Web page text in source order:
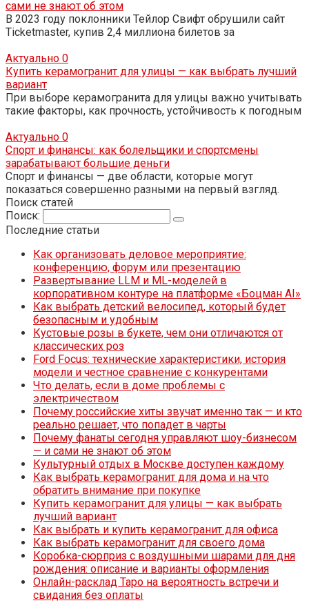
сами не знают об этом
В 2023 году поклонники Тейлор Свифт обрушили сайт
Ticketmaster, купив 2,4 миллиона билетов за
Актуально 0
Купить керамогранит для улицы — как выбрать лучший
вариант
При выборе керамогранита для улицы важно учитывать
такие факторы, как прочность, устойчивость к погодным
Актуально 0
Спорт и финансы: как болельщики и спортсмены
зарабатывают большие деньги
Спорт и финансы — две области, которые могут
показаться совершенно разными на первый взгляд.
Поиск статей
Поиск:
Последние статьи
Как организовать деловое мероприятие:
конференцию, форум или презентацию
Развертывание LLM и ML-моделей в
корпоративном контуре на платформе «Боцман AI»
Как выбрать детский велосипед, который будет
безопасным и удобным
Кустовые розы в букете, чем они отличаются от
классических роз
Ford Focus: технические характеристики, история
модели и честное сравнение с конкурентами
Что делать, если в доме проблемы с
электричеством
Почему российские хиты звучат именно так — и кто
реально решает, что попадет в чарты
Почему фанаты сегодня управляют шоу-бизнесом
— и сами не знают об этом
Культурный отдых в Москве доступен каждому
Как выбрать керамогранит для дома и на что
обратить внимание при покупке
Купить керамогранит для улицы — как выбрать
лучший вариант
Как выбрать и купить керамогранит для офиса
Как выбрать керамогранит для своего дома
Коробка-сюрприз с воздушными шарами для дня
рождения: описание и варианты оформления
Онлайн-расклад Таро на вероятность встречи и
свидания без оплаты